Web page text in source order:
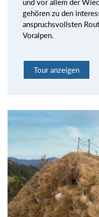
und vor allem der
gehören zu den
anspruchsvollsten
Voralpen.
Tour anzeigen